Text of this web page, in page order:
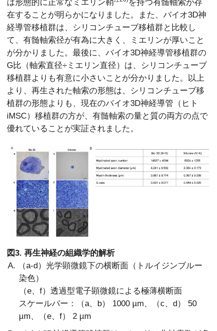
は形態的に正常なミエリン鞘
を持つ有髄軸索が存
在することが明らかになりました。また、バイオ3D神
経導管移植群は、シリコンチューブ移植群と比較し
て、有髄軸索径が有為に大きく、ミエリンが厚いこと
が分かりました。最後に、バイオ3D神経導管移植群の
G比（軸索直径÷ミエリン直径）は、シリコンチューブ
移植群よりも有意に小さいことが分かりました。以上
より、再生された軸索の形態は、シリコンチューブ移
植群の形態よりも、現在のバイオ3D神経導管（ヒト
iMSC）移植群の方が、有髄軸索の量と質の両方の点で
優れていることが実証されました。
図3. 再生神経の組織学的解析
A. （a-d）光学顕微鏡下の横断面（トルイジンブルー
染色）
（e、f）透過型電子顕微鏡による極薄横断面
スケールバー：（a、b） 1000 µm、（c、d） 50
µm、（e、f） 2 µm